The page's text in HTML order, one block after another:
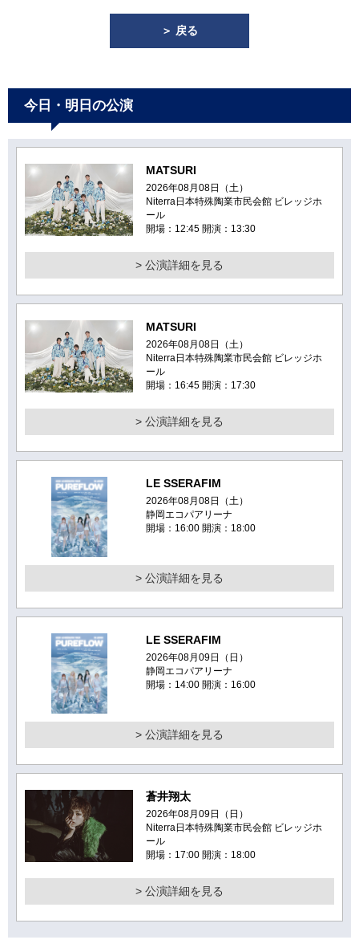
＞ 戻る
今日・明日の公演
MATSURI
2026年08月08日（土）
Niterra日本特殊陶業市民会館 ビレッジホ
ール
開場：12:45 開演：13:30
> 公演詳細を見る
MATSURI
2026年08月08日（土）
Niterra日本特殊陶業市民会館 ビレッジホ
ール
開場：16:45 開演：17:30
> 公演詳細を見る
LE SSERAFIM
2026年08月08日（土）
静岡エコパアリーナ
開場：16:00 開演：18:00
> 公演詳細を見る
LE SSERAFIM
2026年08月09日（日）
静岡エコパアリーナ
開場：14:00 開演：16:00
> 公演詳細を見る
蒼井翔太
2026年08月09日（日）
Niterra日本特殊陶業市民会館 ビレッジホ
ール
開場：17:00 開演：18:00
> 公演詳細を見る